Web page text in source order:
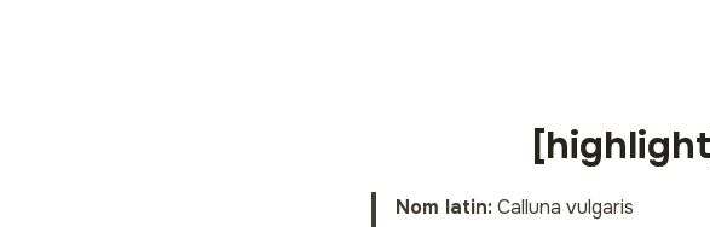
Nom latin:Calluna vulgaris